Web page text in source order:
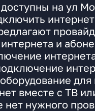
на ул
и
вместе с ТВ
нужного